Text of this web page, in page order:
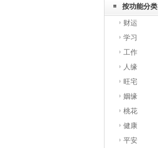
按功能分类
财运
学习
工作
人缘
旺宅
姻缘
桃花
健康
平安